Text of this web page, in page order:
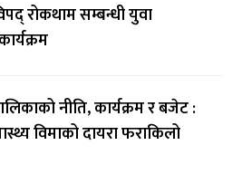
रोकथाम सम्बन्धी युवा
नीति, कार्यक्रम र बजेट :
विमाको दायरा फराकिलो